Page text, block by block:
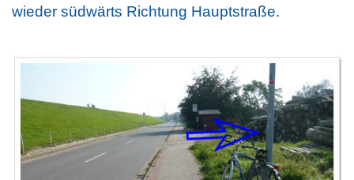
wieder südwärts Richtung Hauptstraße.